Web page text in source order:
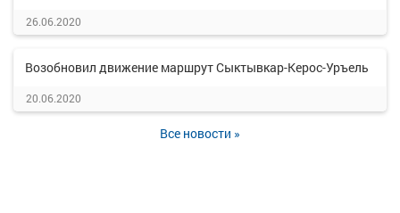
26.06.2020
Возобновил движение маршрут Сыктывкар-Керос-Уръель
20.06.2020
Все новости »